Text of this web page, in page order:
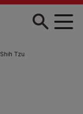
Shih Tzu